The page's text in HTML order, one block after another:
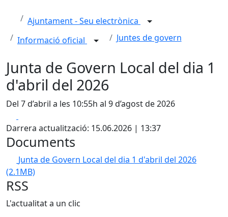
Ajuntament - Seu electrònica
Informació oficial
Juntes de govern
Junta de Govern Local del dia 1
d'abril del 2026
Del 7 d’abril a les 10:55h al 9 d’agost de 2026
Darrera actualització: 15.06.2026 | 13:37
Documents
Junta de Govern Local del dia 1 d'abril del 2026
(2.1MB)
RSS
L'actualitat a un clic